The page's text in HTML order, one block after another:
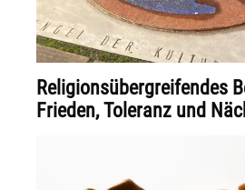
Religionsübergreifendes
Frieden, Toleranz und